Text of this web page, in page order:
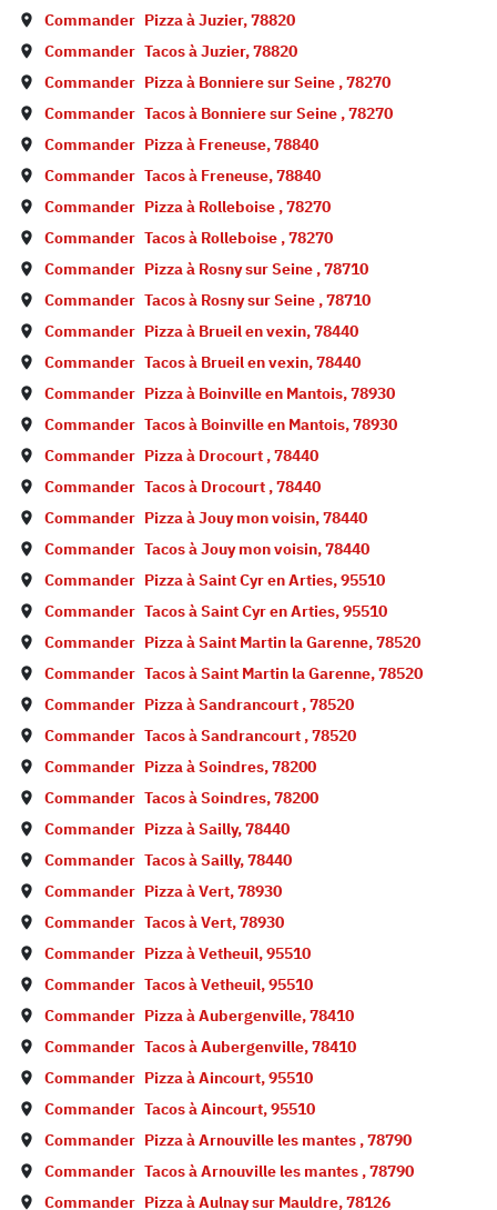
Commander Pizza àJuzier,78820
Commander Tacos àJuzier,78820
Commander Pizza à Bonniere sur Seine ,78270
Commander Tacos à Bonniere sur Seine ,78270
Commander Pizza à Freneuse,78840
Commander Tacos à Freneuse,78840
Commander Pizza à Rolleboise ,78270
Commander Tacos à Rolleboise ,78270
Commander Pizza à Rosny sur Seine ,78710
Commander Tacos à Rosny sur Seine ,78710
Commander Pizza à Brueil en vexin,78440
Commander Tacos à Brueil en vexin,78440
Commander Pizza à Boinville en Mantois,78930
Commander Tacos à Boinville en Mantois,78930
Commander Pizza à Drocourt ,78440
Commander Tacos à Drocourt ,78440
Commander Pizza àJouy mon voisin,78440
Commander Tacos àJouy mon voisin,78440
Commander Pizza àSaint Cyr en Arties,95510
Commander Tacos àSaint Cyr en Arties,95510
Commander Pizza àSaint Martin la Garenne,78520
Commander Tacos àSaint Martin la Garenne,78520
Commander Pizza àSandrancourt ,78520
Commander Tacos àSandrancourt ,78520
Commander Pizza àSoindres,78200
Commander Tacos àSoindres,78200
Commander Pizza àSailly,78440
Commander Tacos àSailly,78440
Commander Pizza àVert,78930
Commander Tacos àVert,78930
Commander Pizza àVetheuil,95510
Commander Tacos àVetheuil,95510
Commander Pizza àAubergenville,78410
Commander Tacos àAubergenville,78410
Commander Pizza àAincourt,95510
Commander Tacos àAincourt,95510
Commander Pizza àArnouville les mantes ,78790
Commander Tacos àArnouville les mantes ,78790
Commander Pizza àAulnay sur Mauldre,78126